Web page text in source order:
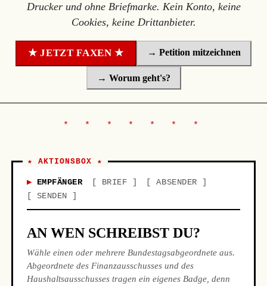
Drucker und ohne Briefmarke. Kein Konto, keine
Cookies, keine Drittanbieter.
★ JETZT FAXEN ★ → Petition mitzeichnen
→ Worum geht's?
★ AKTIONSBOX ★
EMPFÄNGER BRIEF
ABSENDER
SENDEN
AN WEN SCHREIBST DU?
Wähle einen oder mehrere Bundestagsabgeordnete aus.
Abgeordnete des Finanzausschusses und des
Haushaltsausschusses tragen ein eigenes Badge, denn